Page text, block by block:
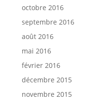
octobre 2016
septembre 2016
août 2016
mai 2016
février 2016
décembre 2015
novembre 2015